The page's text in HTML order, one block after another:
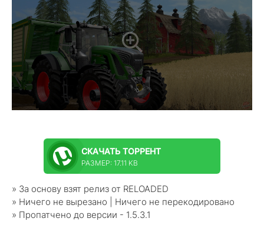
СКАЧАТЬ ТОРРЕНТ
РАЗМЕР: 17.11 KB
» За основу взят релиз от RELOADED
» Ничего не вырезано | Ничего не перекодировано
» Пропатчено до версии - 1.5.3.1